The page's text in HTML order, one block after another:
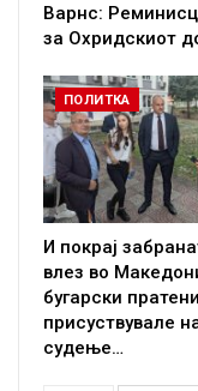
Варнс:
за Охридскиот
ПОЛИТКА
И покрај
влез во
бугарски
присуствувале
судење…